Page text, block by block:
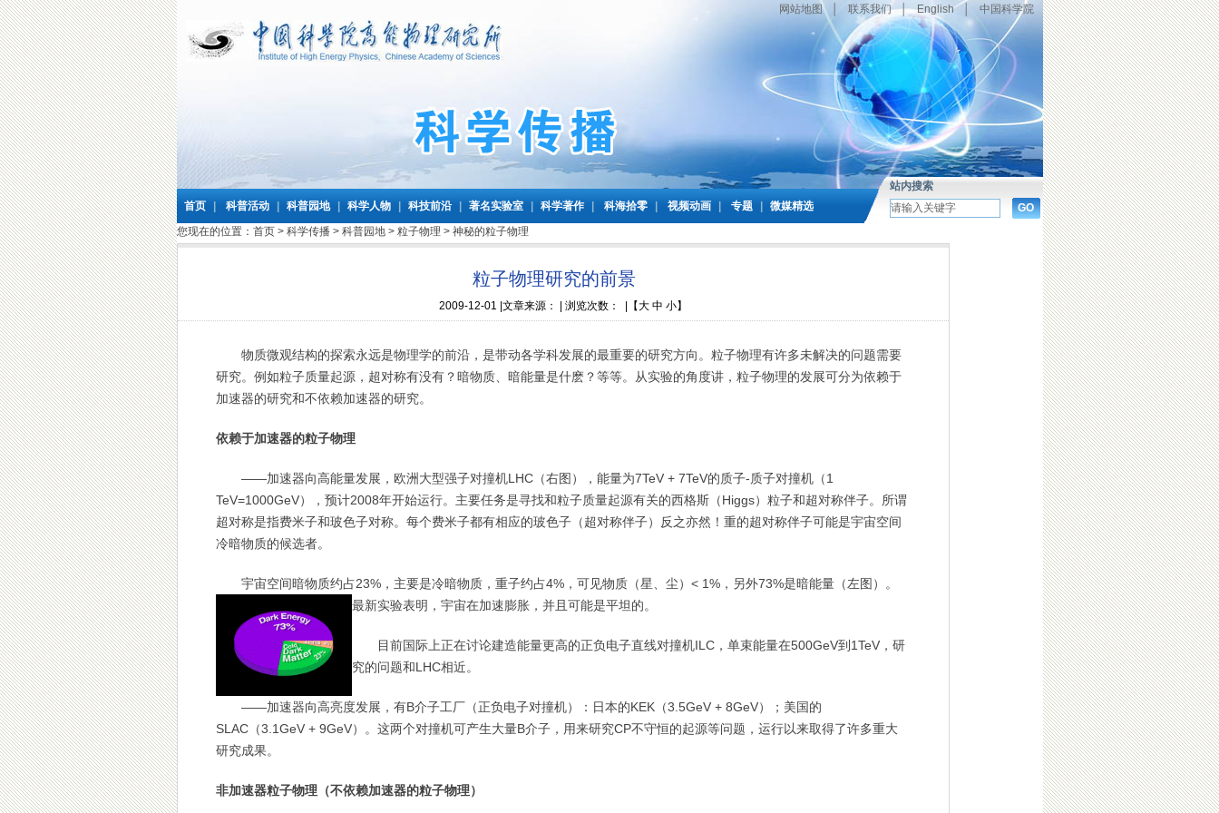
网站地图 联系我们 │ English 中国科学院
首页 科普活动 科普园地 科学人物 科技前沿 著名实验室 科学著作 科海拾零 视频动画 专题 微媒精选
站内搜索
您现在的位置： 首页> 科学传播> 科普园地> 粒子物理 > 神秘的粒子物理
粒子物理研究的前景
2009-12-01 |文章来源： | 浏览次数： 【大 中 小】
物质微观结构的探索永远是物理学的前沿，是带动各学科发展的最重要的研究方向。粒子物理有许多未解决的问题需要
研究。例如粒子质量起源，超对称有没有？暗物质、暗能量是什麽？等等。从实验的角度讲，粒子物理的发展可分为依赖于
加速器的研究和不依赖加速器的研究。
依赖于加速器的粒子物理
——加速器向高能量发展，欧洲大型强子对撞机LHC（右图），能量为7TeV + 7TeV的质子-质子对撞机（1
TeV=1000GeV），预计2008年开始运行。主要任务是寻找和粒子质量起源有关的西格斯（Higgs）粒子和超对称伴子。所谓
超对称是指费米子和玻色子对称。每个费米子都有相应的玻色子（超对称伴子）反之亦然！重的超对称伴子可能是宇宙空间
冷暗物质的候选者。
宇宙空间暗物质约占23%，主要是冷暗物质，重子约占4%，可见物质（星、尘）< 1%，另外73%是暗能量（左图）。
最新实验表明，宇宙在加速膨胀，并且可能是平坦的。
目前国际上正在讨论建造能量更高的正负电子直线对撞机ILC，单束能量在500GeV到1TeV，研
究的问题和LHC相近。
——加速器向高亮度发展，有B介子工厂（正负电子对撞机）：日本的KEK（3.5GeV + 8GeV）；美国的
SLAC（3.1GeV + 9GeV）。这两个对撞机可产生大量B介子，用来研究CP不守恒的起源等问题，运行以来取得了许多重大
研究成果。
非加速器粒子物理（不依赖加速器的粒子物理）